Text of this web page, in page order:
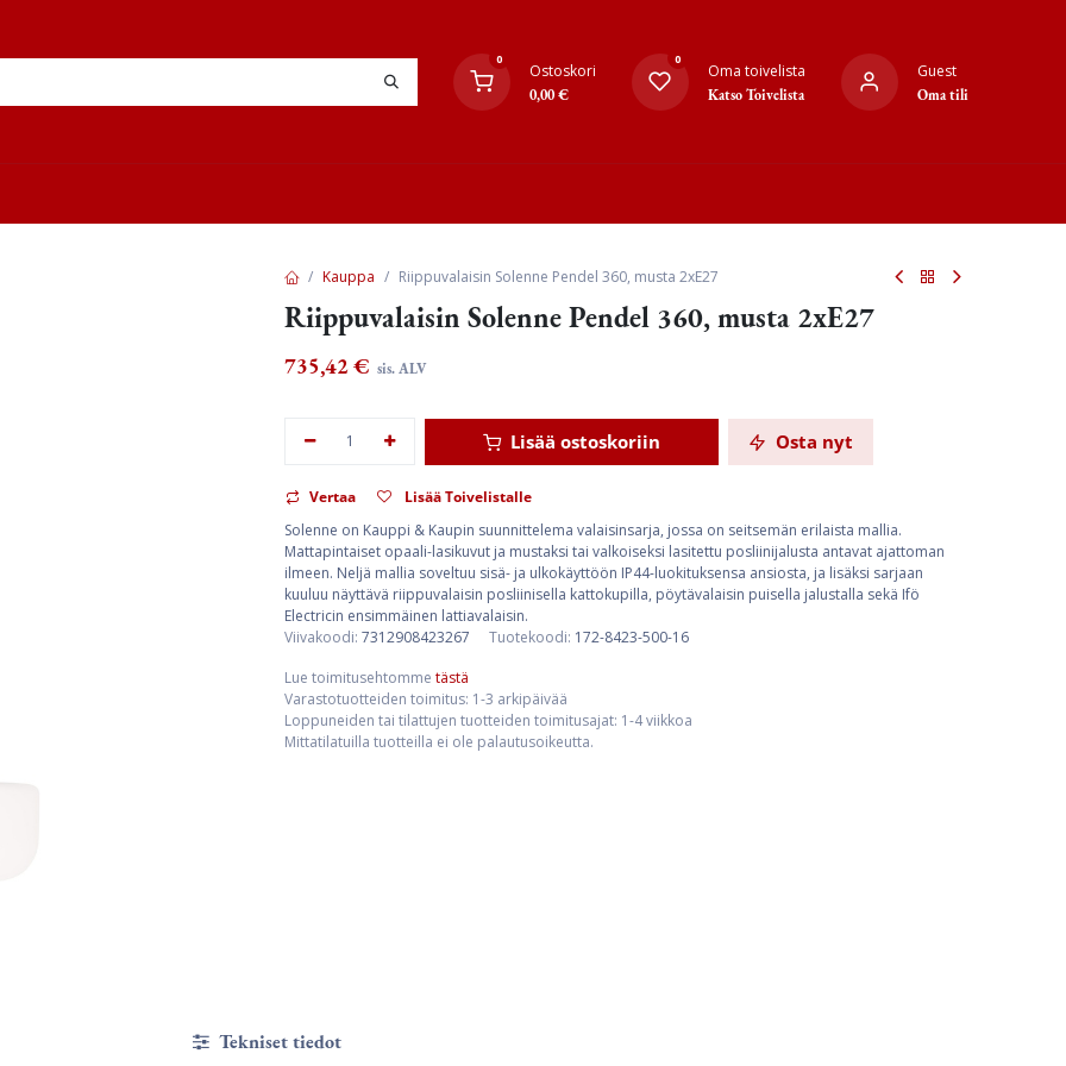
0
Ostoskori
0,00€
0
Oma toivelista
Katso Toivelista
Guest
Oma tili
Kauppa Riippuvalaisin Solenne Pendel 360, musta 2xE27
Riippuvalaisin Solenne Pendel 360, musta 2xE27
735,42€ sis. ALV
Lisää ostoskoriin Osta nyt
Vertaa
Lisää Toivelistalle
Solenne on Kauppi & Kaupin suunnittelema valaisinsarja, jossa on seitsemän erilaista mallia.
Mattapintaiset opaali-lasikuvut ja mustaksi tai valkoiseksi lasitettu posliinijalusta antavat ajattoman
ilmeen. Neljä mallia soveltuu sisä- ja ulkokäyttöön IP44-luokituksensa ansiosta, ja lisäksi sarjaan
kuuluu näyttävä riippuvalaisin posliinisella kattokupilla, pöytävalaisin puisella jalustalla sekä Ifö
Electricin ensimmäinen lattiavalaisin.
Viivakoodi: 7312908423267 Tuotekoodi: 172-8423-500-16
Lue toimitusehtomme tästä
Varastotuotteiden toimitus: 1-3 arkipäivää
Loppuneiden tai tilattujen tuotteiden toimitusajat: 1-4 viikkoa
Mittatilatuilla tuotteilla ei ole palautusoikeutta.
Tekniset tiedot